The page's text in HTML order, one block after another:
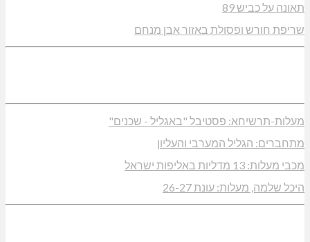
תאונה על כביש 89
שריפת חורש ופסולת באזור אבן מנחם
מעלות-תרשיחא: פסטיבל "באגליל - שכנים"
מתחברים: הגליל המערבי והעליון
מכבי מעלות: 13 מדליות באליפות ישראל
היכל שלמה, מעלות: עונת 26-27